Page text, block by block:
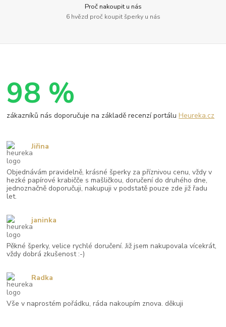
Proč nakoupit u nás
6 hvězd proč koupit šperky u nás
98 %
zákazníků nás doporučuje na základě recenzí portáluHeureka.cz
Objednávám pravidelně, krásné šperky za příznivou cenu, vždy v
hezké papírové krabičče s mašličkou, doručení do druhého dne,
jednoznačně doporučuji, nakupuji v podstatě pouze zde již řadu
let.
Jiřina
Pěkné šperky, velice rychlé doručení. Již jsem nakupovala vícekrát,
vždy dobrá zkušenost :-)
janinka
Vše v naprostém pořádku, ráda nakoupím znova. děkuji
Radka